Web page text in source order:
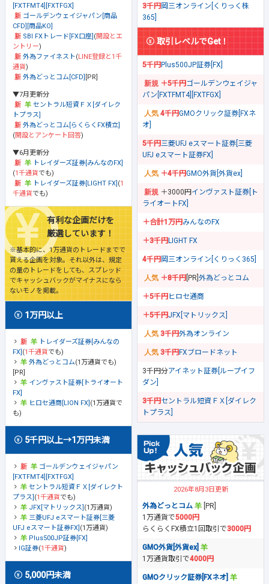
[FXTFMT4][FXTFGX]
ゴールデンウェイジャパン[商品
CFD][商品KO]
SBI FXトレード[FX口座] (開設とエ
ントリー)
外為ファイネスト(LINE登録と1千
通貨)
外為どっとコム[CFD] [PR]
▼7月更新分
セントラル短資ＦＸ[ダイレク
トプラス]
外為どっとコム[らくらくFX積立]
(開設とアンケート回答)
▼6月更新分
トレイダーズ証券[みんなのFX]
(1千通貨でも)
トレイダーズ証券[LIGHT FX] (1
千通貨でも)
有利な企画だけを
厳選しています！
※基本的に、1万通貨のトレードまでで
貰える企画を対象。それ以外は、規定
の量のトレードをしても、スプレッド
でキャッシュバックがマイナスになら
ないモノを掲載。
1万円以上
トレイダーズ証券[みんなの
FX] (1千通貨でも)
外為どっとコム(1万通貨でも)
[PR]
インヴァスト証券[トライオート
FX]
ヒロセ通商[LION FX] (1万通貨で
も)
5千円以上→1万円未満
ゴールデンウェイジャパン
[FXTFMT4][FXTFGX]
セントラル短資ＦＸ[ダイレクト
プラス] (1千通貨でも)
JFX[マトリックス] (1万通貨)
三菱UFJ eスマート証券[三菱
UFJ eスマート証券FX] (1万通貨)
Plus500JP証券[FX]
IG証券(1千通貨)
5,000円未満
3千円岡三オンライン[くりっく株
365]
取引レベルでGet！
5千円Plus500JP証券[FX]
＋5千円ゴールデンウェイジャ
パン[FXTFMT4][FXTFGX]
4千円GMOクリック証券[FXネ
オ]
5千円三菱UFJ eスマート証券[三菱
UFJ eスマート証券FX]
＋4千円GMO外貨[外貨ex]
＋3000円 インヴァスト証券[ト
ライオートFX]
＋合計1万円みんなのFX
＋3千円LIGHT FX
4千円岡三オンライン[くりっく365]
＋8千円 [PR] 外為どっとコム
＋5千円ヒロセ通商
＋5千円JFX[マトリックス]
3千円外為オンライン
3千円FXブロードネット
3千円分アイネット証券[ループイフ
ダン]
3千円セントラル短資ＦＸ[ダイレク
トプラス]
2026年8月3日更新
外為どっとコム
[PR]
1万通貨で5000円
らくらくFX積立1回取引で3000円
GMO外貨[外貨ex]
1万通貨取引で4000円
GMOクリック証券[FXネオ]